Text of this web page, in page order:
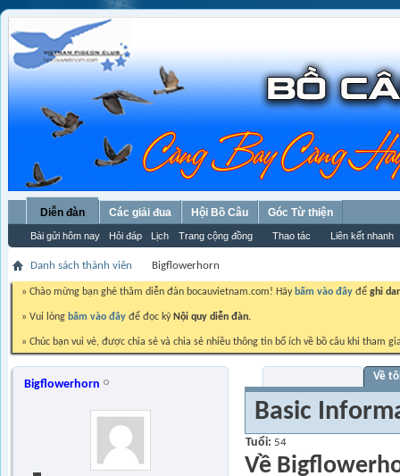
Diễn đàn
Bài gửi hôm nay Hỏi đáp Lịch Trang cộng đồng Thao tác Liên kết nhanh
Các giải đua Hội Bồ Câu Góc Từ thiện
Danh sách thành viên Bigflowerhorn
» Chào mừng bạn ghé thăm diễn đàn bocauvietnam.com! Hãy bấm vào đây để ghi
» Vui lòng bấm vào đây để đọc kỹ Nội quy diễn đàn.
» Chúc bạn vui vẻ, được chia sẻ và chia sẻ nhiều thông tin bổ ích về bồ câu khi tham
Bigflowerhorn
Về
Basic
Tuổi 54
Về